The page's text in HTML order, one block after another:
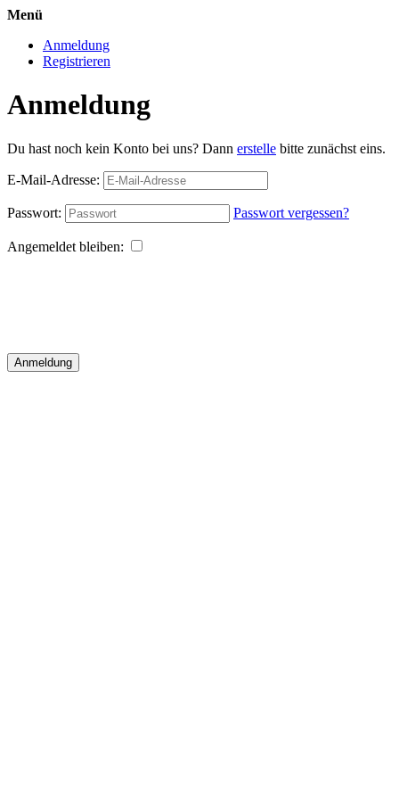
Menü
Anmeldung
Registrieren
Anmeldung
Du hast noch kein Konto bei uns? Dann erstelle bitte zunächst eins.
E-Mail-Adresse:
Passwort: Passwort vergessen?
Angemeldet bleiben:
Anmeldung